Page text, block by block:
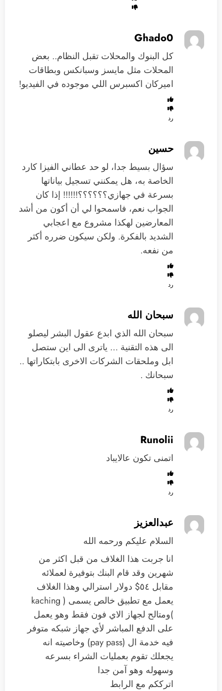
Ghado0
كل البنوك والمحلات تقبل النظام.. بعض
المحلات مثل مايسز وسبانكس وبطاقات
اميركان اكسبرس اللي موجوده في الفيديو!
رد
حسين
سؤال بسيط جدا، لو حد عطاني الفيزا كارد
الخاصة به، هل يمكنني تسجيل بياناتها
بسرعة في جهازي؟؟؟؟؟؟!!!!!! إذا كان
الجواب نعم، فاسمحوا لي أن أكون من أشد
المعارضين لهكذا مشروع مع اعجابي
الشديد بالفكرة. ولكن سيكون ضرره أكثر
من نفعه.
رد
سبحان الله
سبحان الله الذي ابدع عقول البشر ليصلو
الى هذه التقنية … ياترى الى اين ستصل
ابل وملحقات الشركات الاخرى بابتكاراتها ..
سبحانك .
رد
Runolii
اتمنى تكون عالايباد
رد
عبدالعزيز
السلام عليكم ورحمه الله
انا جربت هذا الغلاف من قبل اكثر من
شهرين وقد قام البنك بتوفيرة لعملائه
مقابل ٥٤$ دولار استرالي وهذا الغلاف
يعمل مع تطبيق خالص يسمى ( kaching
)ومتالح لجهاز الاي فون فقط وهو يعمل
على الدفع المباشر لأي جهاز شبكه متوفر
فيه خدمة ال (pay pass) وخاصيته انه
يجعلك تقوم بعمليات الشراء بسرعه
وسهوله وهو آمن جدا
اترككم مع الرابط